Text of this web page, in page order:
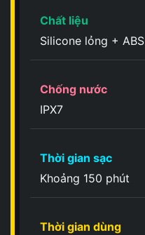
Chất liệu
Silicone lỏng + ABS
Chống nước
IPX7
Thời gian sạc
Khoảng 150 phút
Thời gian dùng